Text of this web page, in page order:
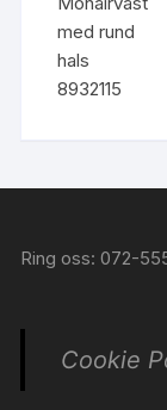
Ring oss: 072-
Cookie